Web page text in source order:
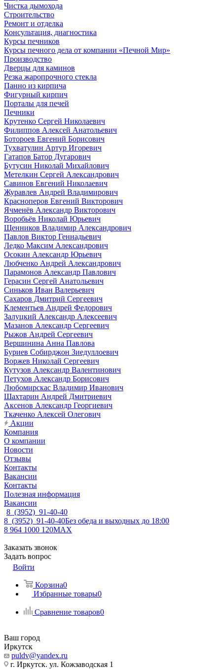
Чистка дымохода
Строительство
Ремонт и отделка
Консультация, диагностика
Курсы печников
Курсы печного дела от компании «Печной Мир»
Производство
Дверцы для каминов
Резка жаропрочного стекла
Панно из кирпича
Фигурный кирпич
Порталы для печей
Печники
Крутенко Сергей Николаевич
Филиппов Алексей Анатольевич
Ботороев Евгений Борисович
Тухватулин Артур Игоревич
Гатапов Батор Дугарович
Бутусин Николай Михайлович
Метелкин Сергей Александрович
Савинов Евгений Николаевич
Журавлев Андрей Владимирович
Красноперов Евгений Викторович
Ячменёв Александр Викторович
Воробьёв Николай Юрьевич
Щенников Владимир Александрович
Павлов Виктор Геннадьевич
Ледко Максим Александрович
Осокин Александр Юрьевич
Любченко Андрей Александрович
Парамонов Александр Павлович
Герасин Сергей Анатольевич
Синьков Иван Валерьевич
Сахаров Дмитрий Сергеевич
Клементьев Андрей Федорович
Залуцкий Александр Алексеевич
Мазанов Александр Сергеевич
Рыжов Андрей Сергеевич
Вершинина Анна Павлова
Буриев Собирджон Зиедуллоевич
Воржев Николай Сергеевич
Кутузов Александр Валентинович
Петухов Александр Борисович
Любомирскас Владимир Иванович
Шахтарин Андрей Дмитриевич
Аксенов Александр Георгиевич
Ткаченко Алексей Олегович
Акции
Компания
О компании
Новости
Отзывы
Контакты
Вакансии
Контакты
Полезная информация
Вакансии
8 (3952) 91-40-40
8 (3952) 91-40-40Без обеда и выходных до 18:00
8 964 1000 120MAX
Заказать звонок
Задать вопрос
Войти
Корзина0
Избранные товары0
Сравнение товаров0
Ваш город
Иркутск
puldv@yandex.ru
г. Иркутск. ул. Кожзаводская 1